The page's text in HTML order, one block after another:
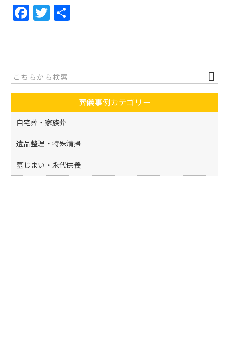
F
a
e
b
o
o
k
T
w
er
葬儀事例カテゴリー
自宅葬・家族葬
遺品整理・特殊清掃
墓じまい・永代供養